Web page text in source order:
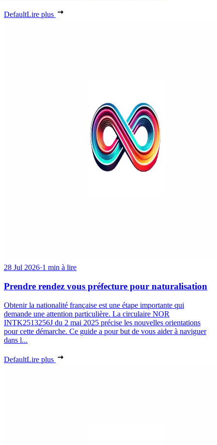
DefaultLire plus
28 Jul 2026·1 min à lire
Prendre rendez vous préfecture pour naturalisation
Obtenir la nationalité française est une étape importante qui
demande une attention particulière. La circulaire NOR
INTK2513256J du 2 mai 2025 précise les nouvelles orientations
pour cette démarche. Ce guide a pour but de vous aider à naviguer
dans l...
DefaultLire plus